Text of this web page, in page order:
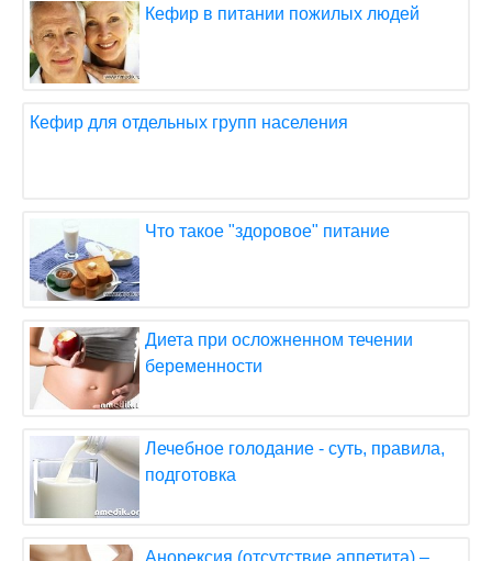
Кефир в питании пожилых людей
Кефир для отдельных групп населения
Что такое "здоровое" питание
Диета при осложненном течении
беременности
Лечебное голодание - суть, правила,
подготовка
Анорексия (отсутствие аппетита) –